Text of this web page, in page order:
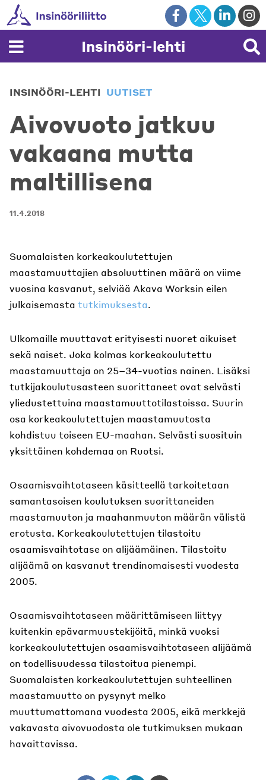
Skip
to
content
Insinööri-lehti
INSINÖÖRI-LEHTI UUTISET
Aivovuoto jatkuu
vakaana mutta
maltillisena
11.4.2018
Suomalaisten korkeakoulutettujen
maastamuuttajien absoluuttinen määrä on viime
vuosina kasvanut, selviää Akava Worksin eilen
julkaisemasta tutkimuksesta.
Ulkomaille muuttavat erityisesti nuoret aikuiset
sekä naiset. Joka kolmas korkeakoulutettu
maastamuuttaja on 25–34-vuotias nainen. Lisäksi
tutkijakoulutusasteen suorittaneet ovat selvästi
yliedustettuina maastamuuttotilastoissa. Suurin
osa korkeakoulutettujen maastamuutosta
kohdistuu toiseen EU-maahan. Selvästi suosituin
yksittäinen kohdemaa on Ruotsi.
Osaamisvaihtotaseen käsitteellä tarkoitetaan
samantasoisen koulutuksen suorittaneiden
maastamuuton ja maahanmuuton määrän välistä
erotusta. Korkeakoulutettujen tilastoitu
osaamisvaihtotase on alijäämäinen. Tilastoitu
alijäämä on kasvanut trendinomaisesti vuodesta
2005.
Osaamisvaihtotaseen määrittämiseen liittyy
kuitenkin epävarmuustekijöitä, minkä vuoksi
korkeakoulutettujen osaamisvaihtotaseen alijäämä
on todellisuudessa tilastoitua pienempi.
Suomalaisten korkeakoulutettujen suhteellinen
maastamuutto on pysynyt melko
muuttumattomana vuodesta 2005, eikä merkkejä
vakavasta aivovuodosta ole tutkimuksen mukaan
havaittavissa.